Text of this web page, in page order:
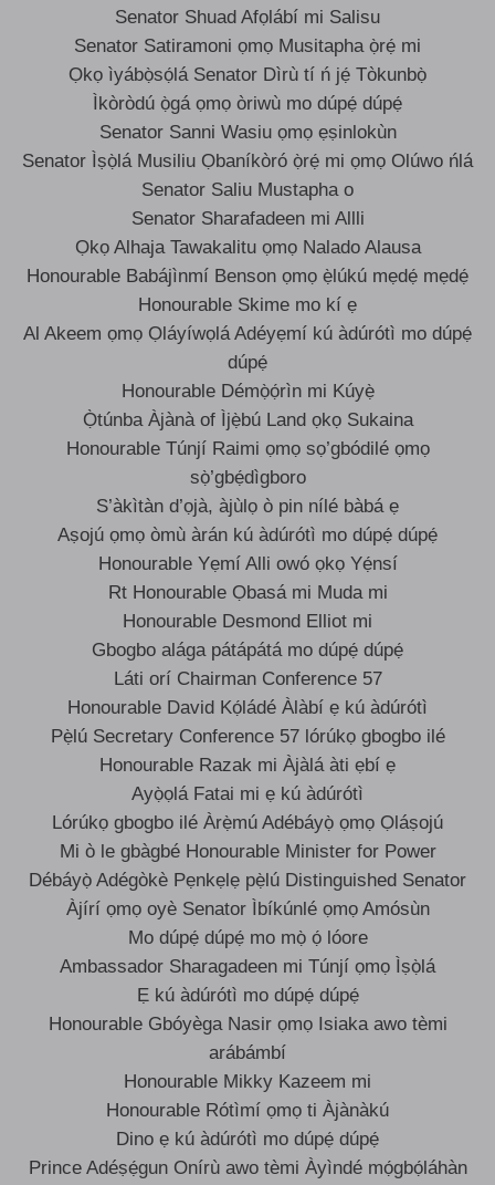
Senator Shuad Afọlábí mi Salisu
Senator Satiramoni ọmọ Musitapha ọ̀rẹ́ mi
Ọkọ ìyábọ̀sọ́lá Senator Dìrù tí ń jẹ́ Tòkunbọ̀
Ìkòròdú ọ̀gá ọmọ òriwù mo dúpẹ́ dúpẹ́
Senator Sanni Wasiu ọmọ ẹṣinlokùn
Senator Ìṣọ̀lá Musiliu Ọbaníkòró ọ̀rẹ́ mi ọmọ Olúwo ńlá
Senator Saliu Mustapha o
Senator Sharafadeen mi Allli
Ọkọ Alhaja Tawakalitu ọmọ Nalado Alausa
Honourable Babájìnmí Benson ọmọ ẹ̀lúkú mẹdẹ́ mẹdẹ́
Honourable Skime mo kí ẹ
Al Akeem ọmọ Ọláyíwọlá Adéyẹmí kú àdúrótì mo dúpẹ́
dúpẹ́
Honourable Démọ̀ọ́rìn mi Kúyẹ̀
Ọ̀túnba Àjànà of Ìjẹ̀bú Land ọkọ Sukaina
Honourable Túnjí Raimi ọmọ sọ’gbódilé ọmọ
sọ̀’gbẹ́dìgboro
S’àkìtàn d’ọjà, àjùlọ ò pin nílé bàbá ẹ
Aṣojú ọmọ òmù àrán kú àdúrótì mo dúpẹ́ dúpẹ́
Honourable Yẹmí Alli owó ọkọ Yẹ́nsí
Rt Honourable Ọbasá mi Muda mi
Honourable Desmond Elliot mi
Gbogbo alága pátápátá mo dúpẹ́ dúpẹ́
Láti orí Chairman Conference 57
Honourable David Kọ́ládé Àlàbí ẹ kú àdúrótì
Pẹ̀lú Secretary Conference 57 lórúkọ gbogbo ilé
Honourable Razak mi Àjàlá àti ẹbí ẹ
Ayọ̀ọlá Fatai mi ẹ kú àdúrótì
Lórúkọ gbogbo ilé Àrẹ̀mú Adébáyọ̀ ọmọ Ọláṣojú
Mi ò le gbàgbé Honourable Minister for Power
Débáyọ̀ Adégòkè Pẹnkẹlẹ pẹ̀lú Distinguished Senator
Àjírí ọmọ oyè Senator Ìbíkúnlé ọmọ Amósùn
Mo dúpẹ́ dúpẹ́ mo mọ̀ ọ́ lóore
Ambassador Sharagadeen mi Túnjí ọmọ Ìṣọ̀lá
Ẹ kú àdúrótì mo dúpẹ́ dúpẹ́
Honourable Gbóyèga Nasir ọmọ Isiaka awo tèmi
arábámbí
Honourable Mikky Kazeem mi
Honourable Rótìmí ọmọ ti Àjànàkú
Dino ẹ kú àdúrótì mo dúpẹ́ dúpẹ́
Prince Adéṣẹ́gun Onírù awo tèmi Àyìndé mọ́gbọ́láhàn